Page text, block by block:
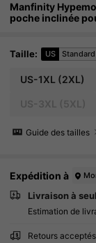
Manfinity
poche inclinée
Taille: US Standard
US-1XL (2XL)
Guide des tailles
Expédition à
Livraison à
Estimation de
Retours acceptés